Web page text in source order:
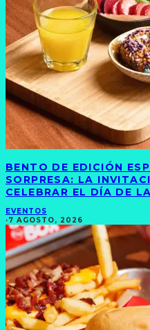
BENTO DE EDICIÓN
SORPRESA: LA
CELEBRAR EL DÍA DE
EVENTOS
·7 AGOSTO, 2026